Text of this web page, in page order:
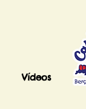
Vídeos